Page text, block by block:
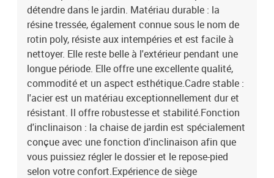
détendre dans le jardin. Matériau durable : la
résine tressée, également connue sous le nom de
rotin poly, résiste aux intempéries et est facile à
nettoyer. Elle reste belle à l'extérieur pendant une
longue période. Elle offre une excellente qualité,
commodité et un aspect esthétique.Cadre stable :
l'acier est un matériau exceptionnellement dur et
résistant. Il offre robustesse et stabilité.Fonction
d'inclinaison : la chaise de jardin est spécialement
conçue avec une fonction d'inclinaison afin que
vous puissiez régler le dossier et le repose-pied
selon votre confort.Expérience de siège